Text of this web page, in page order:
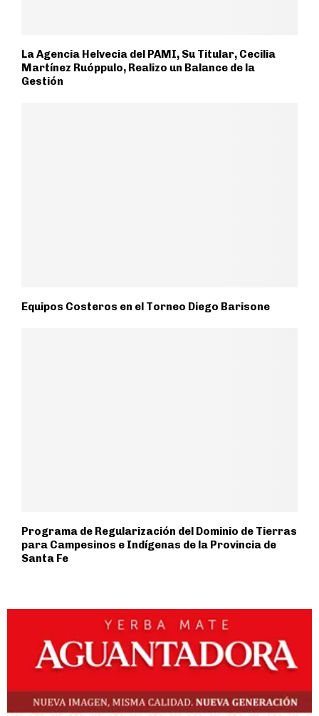
La Agencia Helvecia del PAMI, Su Titular, Cecilia
Martínez Ruóppulo, Realizo un Balance de la
Gestión
Equipos Costeros en el Torneo Diego Barisone
Programa de Regularización del Dominio de Tierras
para Campesinos e Indígenas de la Provincia de
Santa Fe